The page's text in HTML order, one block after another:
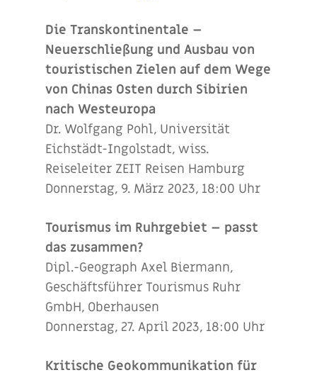
Die Transkontinentale –
Neuerschließung und Ausbau von
touristischen Zielen auf dem Wege
von Chinas Osten durch Sibirien
nach Westeuropa
Dr. Wolfgang Pohl, Universität
Eichstädt-Ingolstadt, wiss.
Reiseleiter ZEIT Reisen Hamburg
Donnerstag, 9. März 2023, 18:00 Uhr
Tourismus im Ruhrgebiet – passt
das zusammen?
Dipl.-Geograph Axel Biermann,
Geschäftsführer Tourismus Ruhr
GmbH, Oberhausen
Donnerstag, 27. April 2023, 18:00 Uhr
Kritische Geokommunikation für